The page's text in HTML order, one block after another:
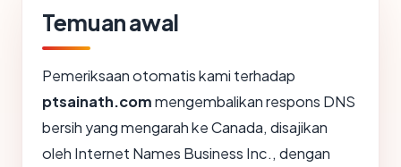
Temuan awal
Pemeriksaan otomatis kami terhadap
ptsainath.commengembalikan respons DNS
bersih yang mengarah ke Canada, disajikan
oleh Internet Names Business Inc., dengan